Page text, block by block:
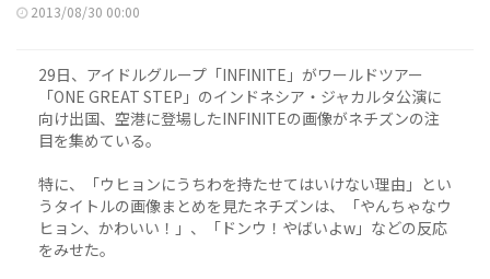
2013/08/30 00:00
29日、アイドルグループ「INFINITE」がワールドツアー
「ONE GREAT STEP」のインドネシア・ジャカルタ公演に
向け出国、空港に登場したINFINITEの画像がネチズンの注
目を集めている。
特に、「ウヒョンにうちわを持たせてはいけない理由」とい
うタイトルの画像まとめを見たネチズンは、「やんちゃなウ
ヒョン、かわいい！」、「ドンウ！やばいよw」などの反応
をみせた。